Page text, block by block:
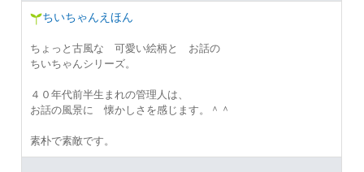
ちいちゃんえほん
ちょっと古風な 可愛い絵柄と お話の
ちいちゃんシリーズ。
４０年代前半生まれの管理人は、
お話の風景に 懐かしさを感じます。＾＾
素朴で素敵です。